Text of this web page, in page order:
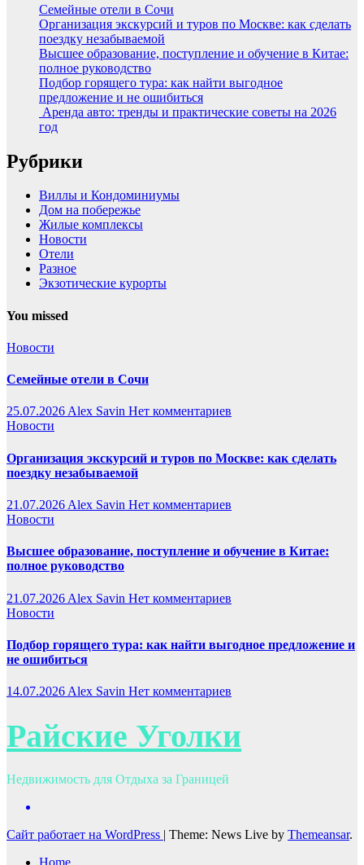
Семейные отели в Сочи
Организация экскурсий и туров по Москве: как сделать
поездку незабываемой
Высшее образование, поступление и обучение в Китае:
полное руководство
Подбор горящего тура: как найти выгодное
предложение и не ошибиться
Аренда авто: тренды и практические советы на 2026
год
Рубрики
Виллы и Кондоминиумы
Дом на побережье
Жилые комплексы
Новости
Отели
Разное
Экзотические курорты
You missed
Новости
Семейные отели в Сочи
25.07.2026Alex Savin Нет комментариев
Новости
Организация экскурсий и туров по Москве: как сделать
поездку незабываемой
21.07.2026 Alex Savin Нет комментариев
Новости
Высшее образование, поступление и обучение в Китае:
полное руководство
21.07.2026 Alex Savin Нет комментариев
Новости
Подбор горящего тура: как найти выгодное предложение и
не ошибиться
14.07.2026 Alex Savin Нет комментариев
Райские Уголки
Недвижимость для Отдыха за Границей
Сайт работает на WordPress | Theme: News Live by Themeansar.
Home